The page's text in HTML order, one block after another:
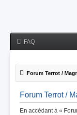
FAQ
Forum Terrot /
Forum Terrot /
En accédant à «